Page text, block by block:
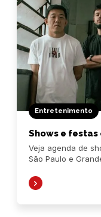
Entretenimento
Shows e festas
Veja agenda de
São Paulo e